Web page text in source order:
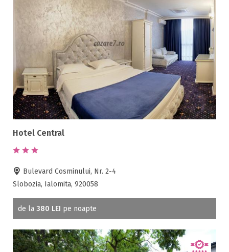
Hotel Central
Bulevard Cosminului, Nr. 2-4
Slobozia, Ialomita, 920058
de la 380 LEI pe noapte